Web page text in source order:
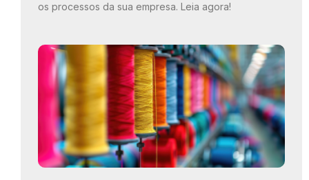
os processos da sua empresa. Leia agora!